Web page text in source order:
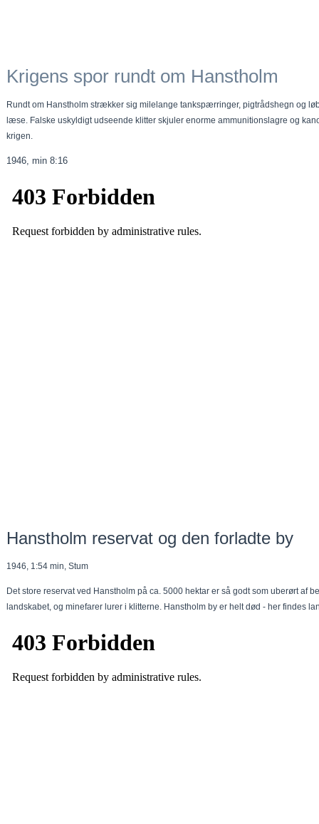
Krigens spor rundt om Hanstholm
Rundt om Hanstholm strækker sig milelange tankspærringer, pigtrådshegn og
læse. Falske uskyldigt udseende klitter skjuler enorme ammunitionslagre og
krigen.
1946, min 8:16
Hanstholm reservat og den forladte by
1946, 1:54 min, Stum
Det store reservat ved Hanstholm på ca. 5000 hektar er så godt som uberørt
landskabet, og minefarer lurer i klitterne. Hanstholm by er helt død - her findes